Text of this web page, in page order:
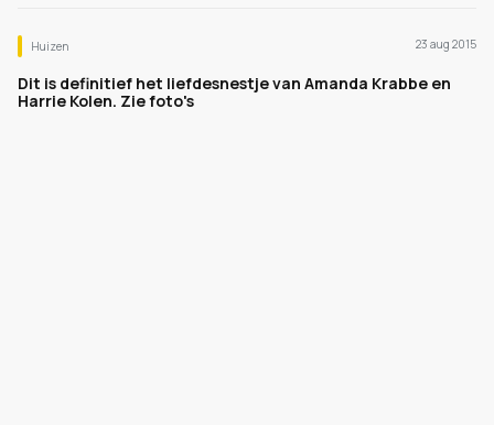
Huizen 23 aug 2015
Dit is definitief het liefdesnestje van Amanda Krabbe en
Harrie Kolen. Zie foto's